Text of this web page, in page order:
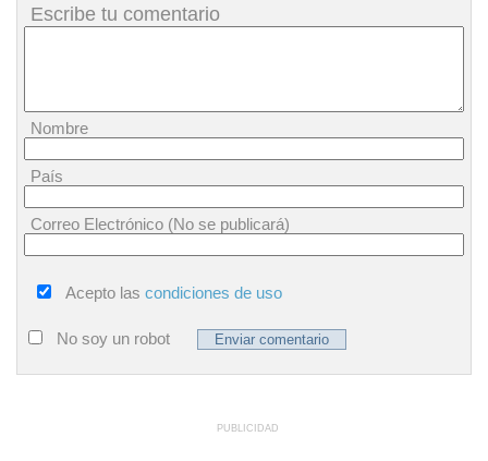
Escribe tu comentario
Nombre
País
Correo Electrónico (No se publicará)
Acepto las condiciones de uso
No soy un robot
PUBLICIDAD